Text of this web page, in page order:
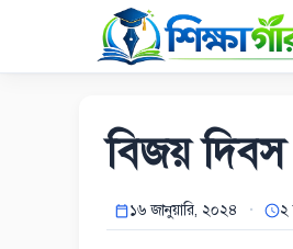
content
বিজয়
১৬ জানুয়ারি, ২০২৪ ২